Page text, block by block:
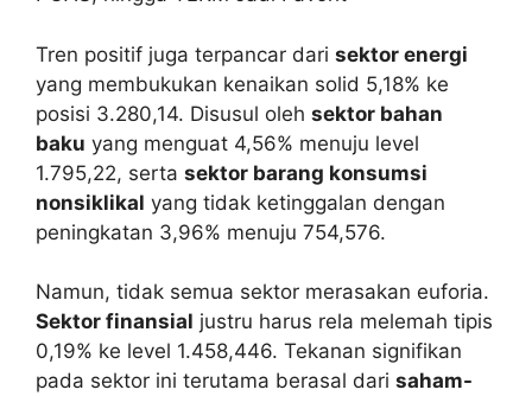
Tren positif juga terpancar dari sektor energi
yang membukukan kenaikan solid 5,18% ke
posisi 3.280,14. Disusul oleh sektor bahan
baku yang menguat 4,56% menuju level
1.795,22, serta sektor barang konsumsi
nonsiklikal yang tidak ketinggalan dengan
peningkatan 3,96% menuju 754,576.
Namun, tidak semua sektor merasakan euforia.
Sektor finansial justru harus rela melemah tipis
0,19% ke level 1.458,446. Tekanan signifikan
pada sektor ini terutama berasal dari saham-